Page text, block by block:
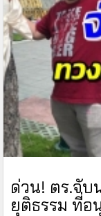
ด่วน! ตร.จับ
ยุติธรรม ที่อ